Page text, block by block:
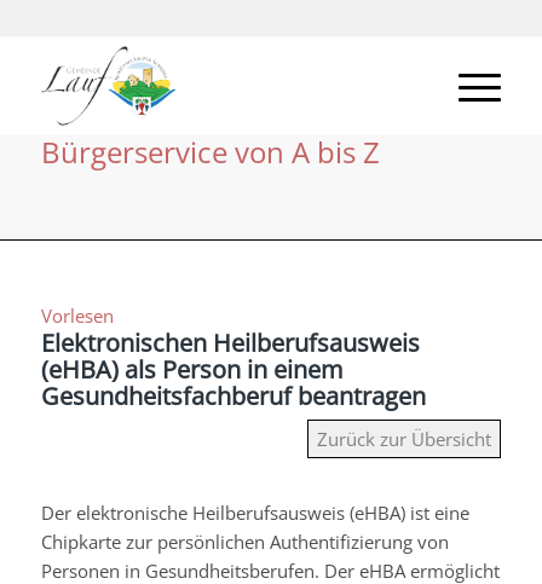
Bürgerservice von A bis Z
Vorlesen
Elektronischen Heilberufsausweis
(eHBA) als Person in einem
Gesundheitsfachberuf beantragen
Zurück zur Übersicht
Der elektronische Heilberufsausweis (eHBA) ist eine
Chipkarte zur persönlichen Authentifizierung von
Personen in Gesundheitsberufen. Der eHBA ermöglicht